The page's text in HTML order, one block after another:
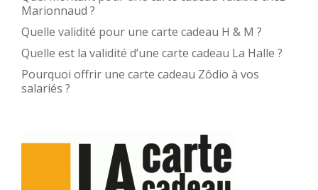
Marionnaud ?
Quelle validité pour une carte cadeau H & M ?
Quelle est la validité d’une carte cadeau La Halle ?
Pourquoi offrir une carte cadeau Zôdio à vos
salariés ?